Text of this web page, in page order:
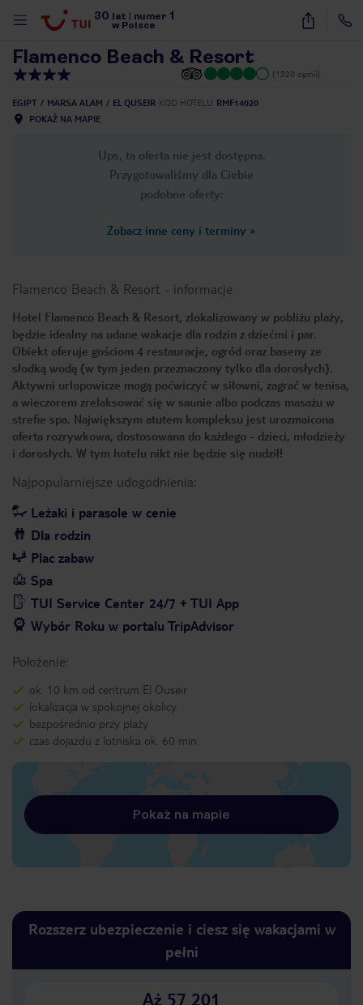
30 lat numer 1
w Polsce
29
Flamenco Beach & Resort
(1320 opinii)
EGIPT MARSA ALAM EL QUSEIR KOD HOTELU RMF14020
POKAŻ NA MAPIE
Ups, ta oferta nie jest dostępna.
Przygotowaliśmy dla Ciebie
podobne oferty:
Zobacz inne ceny i terminy »
Flamenco Beach & Resort - informacje
Hotel Flamenco Beach & Resort, zlokalizowany w pobliżu plaży,
będzie idealny na udane wakacje dla rodzin z dziećmi i par.
Obiekt oferuje gościom 4 restauracje, ogród oraz baseny ze
słodką wodą (w tym jeden przeznaczony tylko dla dorosłych).
Aktywni urlopowicze mogą poćwiczyć w siłowni, zagrać w tenisa,
a wieczorem zrelaksować się w saunie albo podczas masażu w
strefie spa. Największym atutem kompleksu jest urozmaicona
oferta rozrywkowa, dostosowana do każdego - dzieci, młodzieży
i dorosłych. W tym hotelu nikt nie będzie się nudził!
Najpopularniejsze udogodnienia:
Leżaki i parasole w cenie
Dla rodzin
Plac zabaw
Spa
TUI Service Center 24/7 + TUI App
Wybór Roku w portalu TripAdvisor
Położenie:
ok. 10 km od centrum El Ouseir
lokalizacja w spokojnej okolicy
bezpośrednio przy plaży
czas dojazdu z lotniska ok. 60 min
Pokaż na mapie
Rozszerz ubezpieczenie i ciesz się wakacjami w
pełni
Aż 57 201